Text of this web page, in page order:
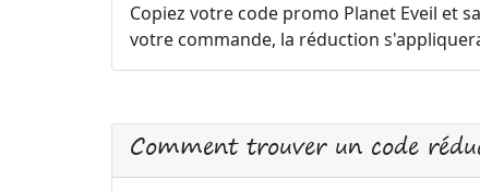
Copiez votre code promo Planet Eveil et
votre commande, la réduction
Comment trouver un code